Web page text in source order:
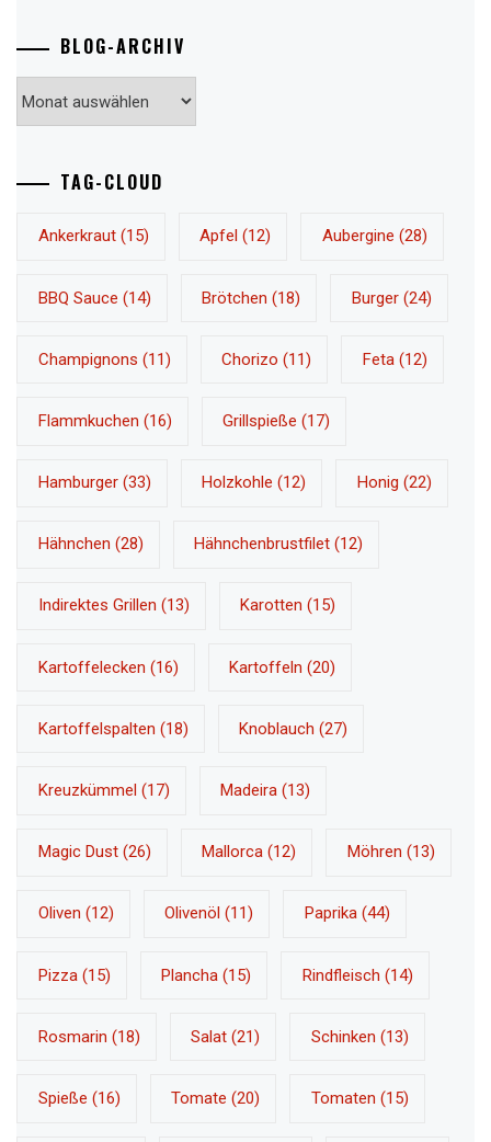
BLOG-ARCHIV
TAG-CLOUD
Ankerkraut(15) Apfel (12) Aubergine (28)
BBQ Sauce (14) Brötchen (18) Burger(24)
Champignons (11) Chorizo (11) Feta(12)
Flammkuchen (16) Grillspieße (17)
Hamburger(33) Holzkohle (12) Honig (22)
Hähnchen (28) Hähnchenbrustfilet (12)
Indirektes Grillen (13) Karotten (15)
Kartoffelecken (16) Kartoffeln (20)
Kartoffelspalten (18) Knoblauch (27)
Kreuzkümmel (17) Madeira (13)
Magic Dust(26) Mallorca (12) Möhren (13)
Oliven (12) Olivenöl (11) Paprika(44)
Pizza(15) Plancha (15) Rindfleisch (14)
Rosmarin (18) Salat (21) Schinken (13)
Spieße (16) Tomate (20) Tomaten (15)